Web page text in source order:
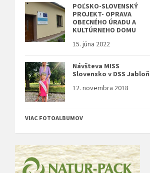
POĽSKO-SLOVENSKÝ
PROJEKT- OPRAVA
OBECNÉHO ÚRADU A
KULTÚRNEHO DOMU
15. júna 2022
Návšteva MISS
Slovensko v DSS Jabloň
12. novembra 2018
VIAC FOTOALBUMOV